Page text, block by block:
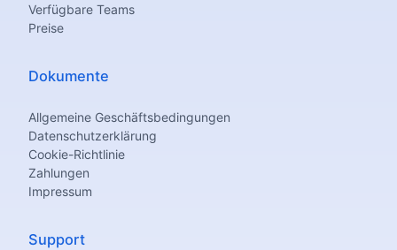
Verfügbare Teams
Preise
Dokumente
Allgemeine Geschäftsbedingungen
Datenschutzerklärung
Cookie-Richtlinie
Zahlungen
Impressum
Support